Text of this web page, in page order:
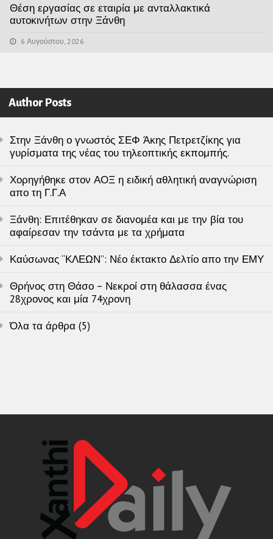
Θέση εργασίας σε εταιρία με ανταλλακτικά
αυτοκινήτων στην Ξάνθη
6 Αυγούστου, 2026
Author Posts
Στην Ξάνθη ο γνωστός ΣΕΦ Άκης Πετρετζίκης για
γυρίσματα της νέας του τηλεοπτικής εκπομπής.
Χορηγήθηκε στον ΑΟΞ η ειδική αθλητική αναγνώριση
απο τη Γ.Γ.Α
Ξάνθη: Επιτέθηκαν σε διανομέα και με την βία του
αφαίρεσαν την τσάντα με τα χρήματα
Καύσωνας “ΚΛΕΩΝ”: Νέο έκτακτο Δελτίο απο την ΕΜΥ
Θρήνος στη Θάσο – Νεκροί στη θάλασσα ένας
28χρονος και μία 74χρονη
Όλα τα άρθρα (5)